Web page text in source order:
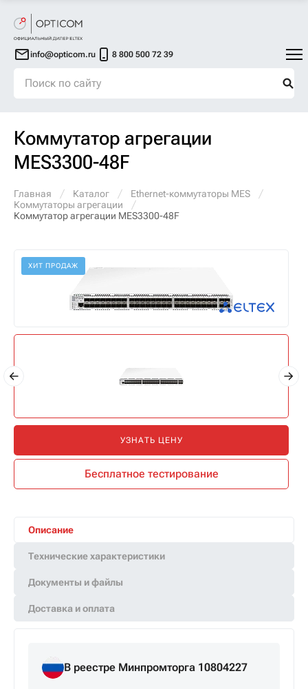
info@opticom.ru 8 800 500 72 39
Коммутатор агрегации
MES3300-48F
Главная Каталог
Ethernet-коммутаторы MES
Коммутаторы агрегации
Коммутатор агрегации MES3300-48F
ХИТ ПРОДАЖ
УЗНАТЬ ЦЕНУ
Бесплатное тестирование
Описание
Технические характеристики
Документы и файлы
Доставка и оплата
В реестре Минпромторга 10804227